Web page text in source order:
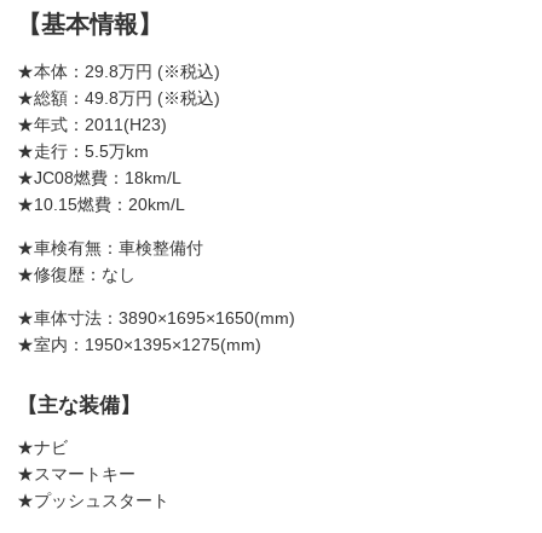
【基本情報】
★本体：29.8万円 (※税込)
★総額：49.8万円 (※税込)
★年式：2011(H23)
★走行：5.5万km
★JC08燃費：18km/L
★10.15燃費：20km/L
★車検有無：車検整備付
★修復歴：なし
★車体寸法：3890×1695×1650(mm)
★室内：1950×1395×1275(mm)
【主な装備】
★ナビ
★スマートキー
★プッシュスタート